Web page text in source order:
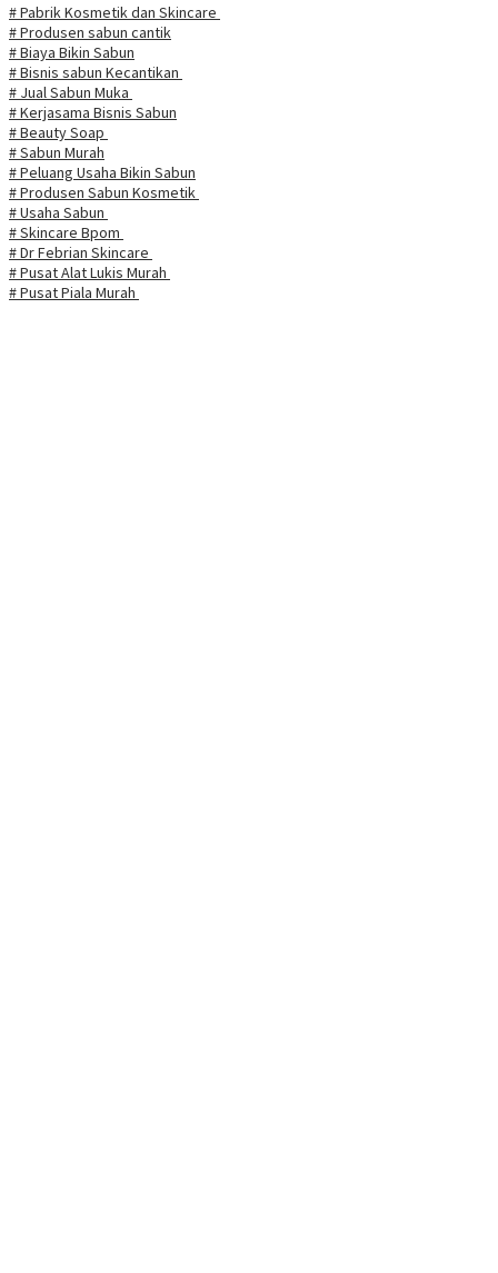
# Pabrik Kosmetik dan Skincare
# Produsen sabun cantik
# Biaya Bikin Sabun
# Bisnis sabun Kecantikan
# Jual Sabun Muka
# Kerjasama Bisnis Sabun
# Beauty Soap
# Sabun Murah
# Peluang Usaha Bikin Sabun
# Produsen Sabun Kosmetik
# Usaha Sabun
# Skincare Bpom
# Dr Febrian Skincare
# Pusat Alat Lukis Murah
# Pusat Piala Murah